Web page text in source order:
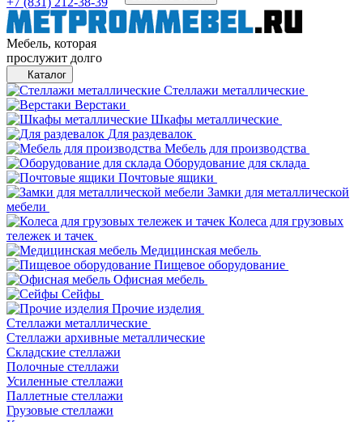
Мебель, которая
прослужит долго
Каталог
Стеллажи металлические
Верстаки
Шкафы металлические
Для раздевалок
Мебель для производства
Оборудование для склада
Почтовые ящики
Замки для металлической
мебели
Колеса для грузовых
тележек и тачек
Медицинская мебель
Пищевое оборудование
Офисная мебель
Сейфы
Прочие изделия
Стеллажи металлические
Cтеллажи архивные металлические
Складские стеллажи
Полочные стеллажи
Усиленные стеллажи
Паллетные стеллажи
Грузовые стеллажи